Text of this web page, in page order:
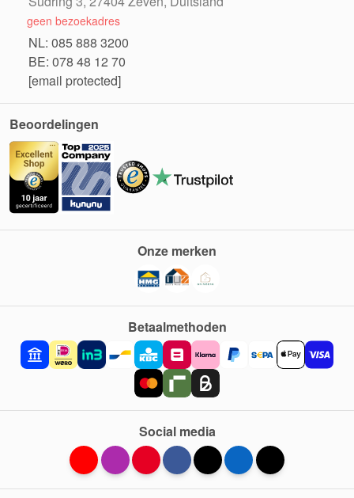
geen bezoekadres
NL: 085 888 3200
BE: 078 48 12 70
[email protected]
Beoordelingen
Betaalmethoden
Onze merken
Social media